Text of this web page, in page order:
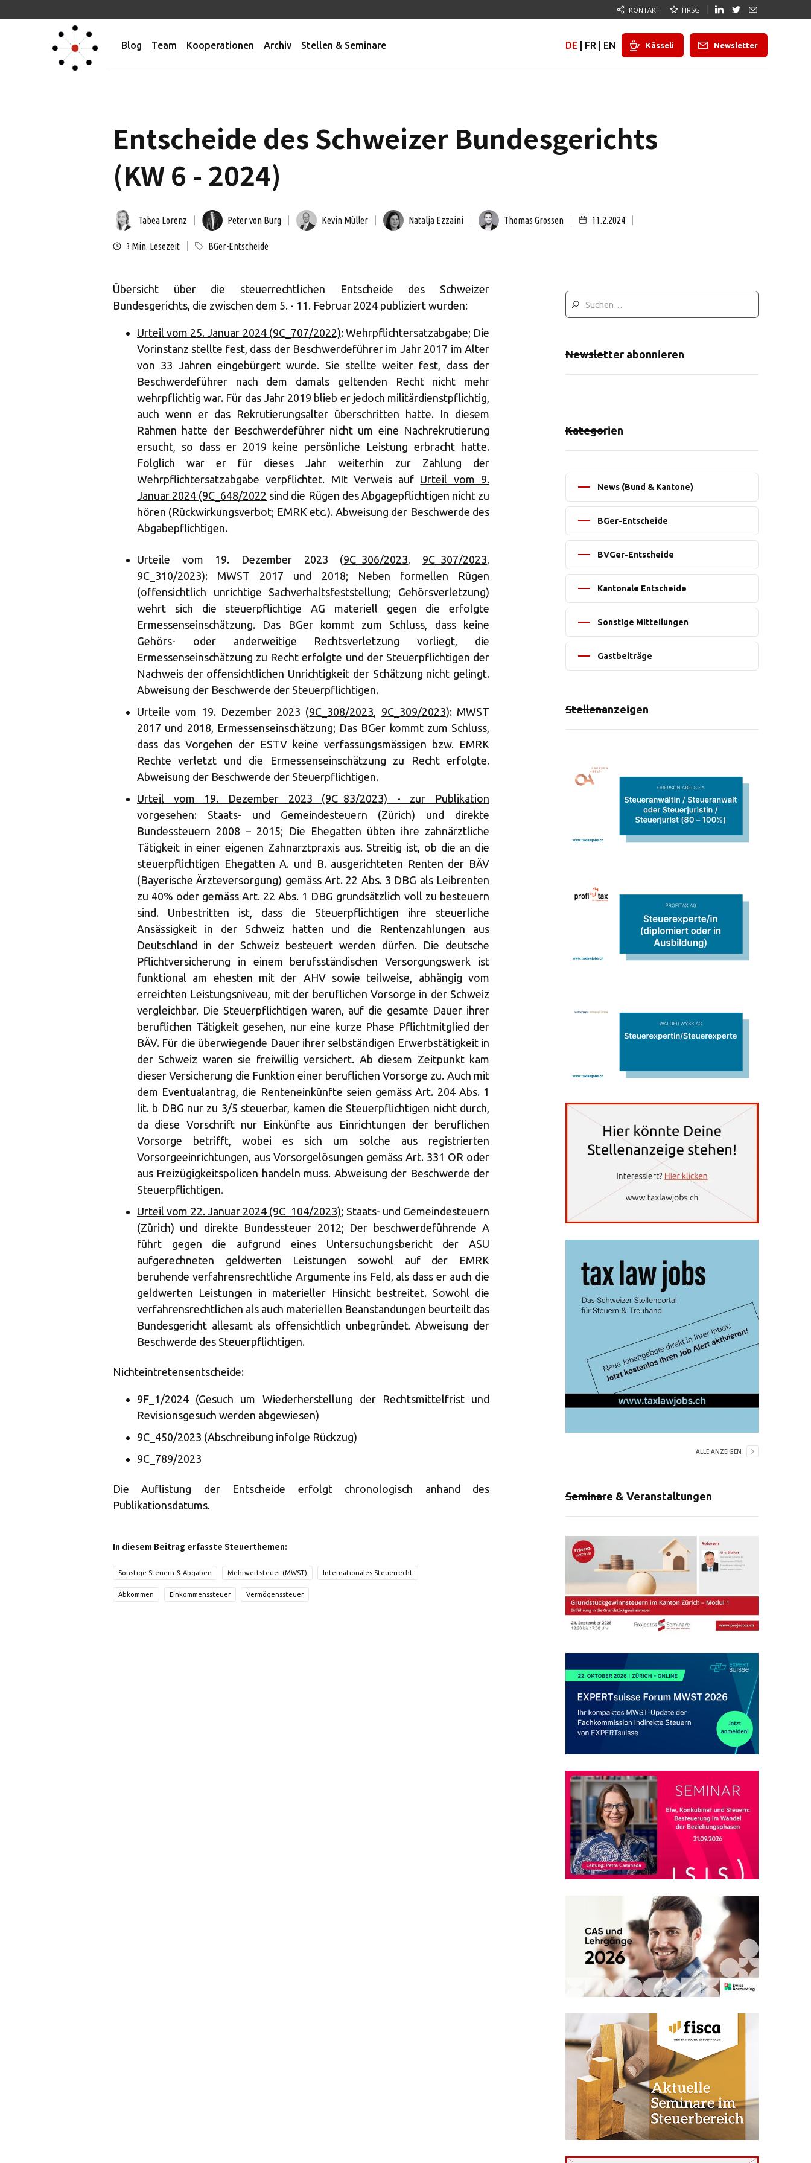
KONTAKT HRSG
Blog Team Kooperationen Archiv Stellen & Seminare DE FR EN Kässeli Newsletter
Entscheide des Schweizer Bundesgerichts
(KW 6 - 2024)
Tabea Lorenz Peter von Burg Kevin Müller Natalja Ezzaini Thomas Grossen 11.2.2024
3 Min. Lesezeit BGer-Entscheide
Übersicht über die steuerrechtlichen Entscheide des Schweizer
Bundesgerichts, die zwischen dem 5. - 11. Februar 2024 publiziert wurden:
Urteil vom 25. Januar 2024 (9C_707/2022): Wehrpflichtersatzabgabe; Die
Vorinstanz stellte fest, dass der Beschwerdeführer im Jahr 2017 im Alter
von 33 Jahren eingebürgert wurde. Sie stellte weiter fest, dass der
Beschwerdeführer nach dem damals geltenden Recht nicht mehr
wehrpflichtig war. Für das Jahr 2019 blieb er jedoch militärdienstpflichtig,
auch wenn er das Rekrutierungsalter überschritten hatte. In diesem
Rahmen hatte der Beschwerdeführer nicht um eine Nachrekrutierung
ersucht, so dass er 2019 keine persönliche Leistung erbracht hatte.
Folglich war er für dieses Jahr weiterhin zur Zahlung der
Wehrpflichtersatzabgabe verpflichtet. MIt Verweis auf Urteil vom 9.
Januar 2024 (9C_648/2022 sind die Rügen des Abgagepflichtigen nicht zu
hören (Rückwirkungsverbot; EMRK etc.). Abweisung der Beschwerde des
Abgabepflichtigen.
Urteile vom 19. Dezember 2023 (9C_306/2023, 9C_307/2023,
9C_310/2023): MWST 2017 und 2018; Neben formellen Rügen
(offensichtlich unrichtige Sachverhaltsfeststellung; Gehörsverletzung)
wehrt sich die steuerpflichtige AG materiell gegen die erfolgte
Ermessenseinschätzung. Das BGer kommt zum Schluss, dass keine
Gehörs- oder anderweitige Rechtsverletzung vorliegt, die
Ermessenseinschätzung zu Recht erfolgte und der Steuerpflichtigen der
Nachweis der offensichtlichen Unrichtigkeit der Schätzung nicht gelingt.
Abweisung der Beschwerde der Steuerpflichtigen.
Urteile vom 19. Dezember 2023 (9C_308/2023, 9C_309/2023): MWST
2017 und 2018, Ermessenseinschätzung; Das BGer kommt zum Schluss,
dass das Vorgehen der ESTV keine verfassungsmässigen bzw. EMRK
Rechte verletzt und die Ermessenseinschätzung zu Recht erfolgte.
Abweisung der Beschwerde der Steuerpflichtigen.
Urteil vom 19. Dezember 2023 (9C_83/2023) - zur Publikation
vorgesehen: Staats- und Gemeindesteuern (Zürich) und direkte
Bundessteuern 2008 – 2015; Die Ehegatten übten ihre zahnärztliche
Tätigkeit in einer eigenen Zahnarztpraxis aus. Streitig ist, ob die an die
steuerpflichtigen Ehegatten A. und B. ausgerichteten Renten der BÄV
(Bayerische Ärzteversorgung) gemäss Art. 22 Abs. 3 DBG als Leibrenten
zu 40% oder gemäss Art. 22 Abs. 1 DBG grundsätzlich voll zu besteuern
sind. Unbestritten ist, dass die Steuerpflichtigen ihre steuerliche
Ansässigkeit in der Schweiz hatten und die Rentenzahlungen aus
Deutschland in der Schweiz besteuert werden dürfen. Die deutsche
Pflichtversicherung in einem berufsständischen Versorgungswerk ist
funktional am ehesten mit der AHV sowie teilweise, abhängig vom
erreichten Leistungsniveau, mit der beruflichen Vorsorge in der Schweiz
vergleichbar. Die Steuerpflichtigen waren, auf die gesamte Dauer ihrer
beruflichen Tätigkeit gesehen, nur eine kurze Phase Pflichtmitglied der
BÄV. Für die überwiegende Dauer ihrer selbständigen Erwerbstätigkeit in
der Schweiz waren sie freiwillig versichert. Ab diesem Zeitpunkt kam
dieser Versicherung die Funktion einer beruflichen Vorsorge zu. Auch mit
dem Eventualantrag, die Renteneinkünfte seien gemäss Art. 204 Abs. 1
lit. b DBG nur zu 3/5 steuerbar, kamen die Steuerpflichtigen nicht durch,
da diese Vorschrift nur Einkünfte aus Einrichtungen der beruflichen
Vorsorge betrifft, wobei es sich um solche aus registrierten
Vorsorgeeinrichtungen, aus Vorsorgelösungen gemäss Art. 331 OR oder
aus Freizügigkeitspolicen handeln muss. Abweisung der Beschwerde der
Steuerpflichtigen.
Urteil vom 22. Januar 2024 (9C_104/2023); Staats- und Gemeindesteuern
(Zürich) und direkte Bundessteuer 2012; Der beschwerdeführende A
führt gegen die aufgrund eines Untersuchungsbericht der ASU
aufgerechneten geldwerten Leistungen sowohl auf der EMRK
beruhende verfahrensrechtliche Argumente ins Feld, als dass er auch die
geldwerten Leistungen in materieller Hinsicht bestreitet. Sowohl die
verfahrensrechtlichen als auch materiellen Beanstandungen beurteilt das
Bundesgericht allesamt als offensichtlich unbegründet. Abweisung der
Beschwerde des Steuerpflichtigen.
Nichteintretensentscheide:
9F_1/2024 (Gesuch um Wiederherstellung der Rechtsmittelfrist und
Revisionsgesuch werden abgewiesen)
9C_450/2023 (Abschreibung infolge Rückzug)
9C_789/2023
Die Auflistung der Entscheide erfolgt chronologisch anhand des
Publikationsdatums.
In diesem Beitrag erfasste Steuerthemen:
Sonstige Steuern & Abgaben Mehrwertsteuer (MWST) Internationales Steuerrecht
Abkommen Einkommenssteuer Vermögenssteuer
Newsletter abonnieren
Kategorien
News (Bund & Kantone)
BGer-Entscheide
BVGer-Entscheide
Kantonale Entscheide
Sonstige Mitteilungen
Gastbeiträge
Stellenanzeigen
ALLE ANZEIGEN
Seminare & Veranstaltungen